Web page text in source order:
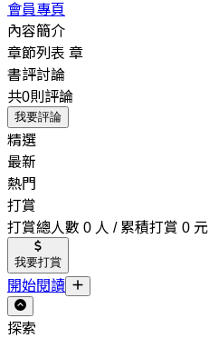
會員專頁
內容簡介
章節列表 章
書評討論
共0則評論
我要評論
精選
最新
熱門
打賞
打賞總人數 0 人 / 累積打賞 0 元
我要打賞
開始閱讀
探索